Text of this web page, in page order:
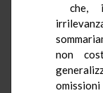
che,
non